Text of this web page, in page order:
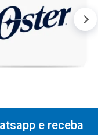
e receba